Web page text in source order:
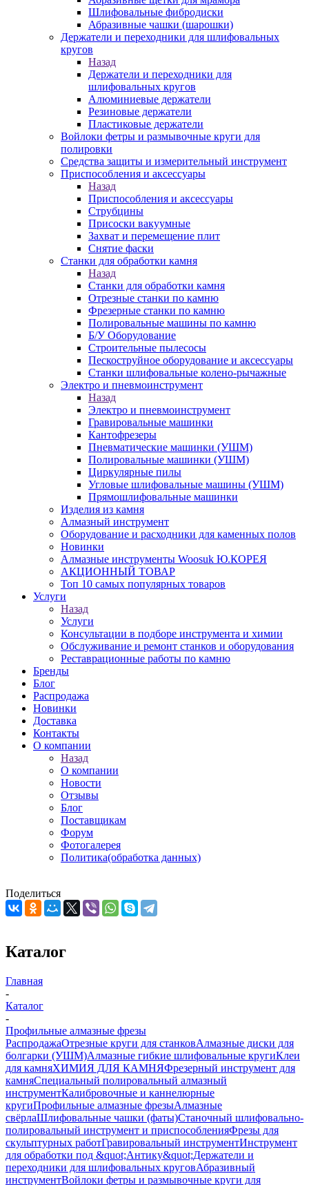
Шлифовальные фибродиски
Абразивные чашки (шарошки)
Держатели и переходники для шлифовальных
кругов
Назад
Держатели и переходники для
шлифовальных кругов
Алюминиевые держатели
Резиновые держатели
Пластиковые держатели
Войлоки фетры и размывочные круги для
полировки
Средства защиты и измерительный инструмент
Приспособления и аксессуары
Назад
Приспособления и аксессуары
Струбцины
Присоски вакуумные
Захват и перемещение плит
Снятие фаски
Станки для обработки камня
Назад
Станки для обработки камня
Отрезные станки по камню
Фрезерные станки по камню
Полировальные машины по камню
Б/У Оборудование
Строительные пылесосы
Пескоструйное оборудование и аксессуары
Станки шлифовальные колено-рычажные
Электро и пневмоинструмент
Назад
Электро и пневмоинструмент
Гравировальные машинки
Кантофрезеры
Пневматические машинки (УШМ)
Полировальные машинки (УШМ)
Циркулярные пилы
Угловые шлифовальные машины (УШМ)
Прямошлифовальные машинки
Изделия из камня
Алмазный инструмент
Оборудование и расходники для каменных полов
Новинки
Алмазные инструменты Woosuk Ю.КОРЕЯ
АКЦИОННЫЙ ТОВАР
Топ 10 самых популярных товаров
Услуги
Назад
Услуги
Консультации в подборе инструмента и химии
Обслуживание и ремонт станков и оборудования
Реставрационные работы по камню
Бренды
Блог
Распродажа
Новинки
Доставка
Контакты
О компании
Назад
О компании
Новости
Отзывы
Блог
Поставщикам
Форум
Фотогалерея
Политика(обработка данных)
Поделиться
Каталог
Главная
-
Каталог
-
Профильные алмазные фрезы
РаспродажаОтрезные круги для станковАлмазные диски для
болгарки (УШМ)Алмазные гибкие шлифовальные кругиКлеи
для камняХИМИЯ ДЛЯ КАМНЯФрезерный инструмент для
камняСпециальный полировальный алмазный
инструментКалибровочные и каннелюрные
кругиПрофильные алмазные фрезыАлмазные
свёрлаШлифовальные чашки (фаты)Станочный шлифовально-
полировальный инструмент и приспособленияФрезы для
скульптурных работГравировальный инструментИнструмент
для обработки под &quot;Антику&quot;Держатели и
переходники для шлифовальных круговАбразивный
инструментВойлоки фетры и размывочные круги для